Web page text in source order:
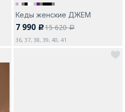
Кеды женские ДЖЕМ
7 990 c15 620a
36, 37, 38, 39, 40, 41